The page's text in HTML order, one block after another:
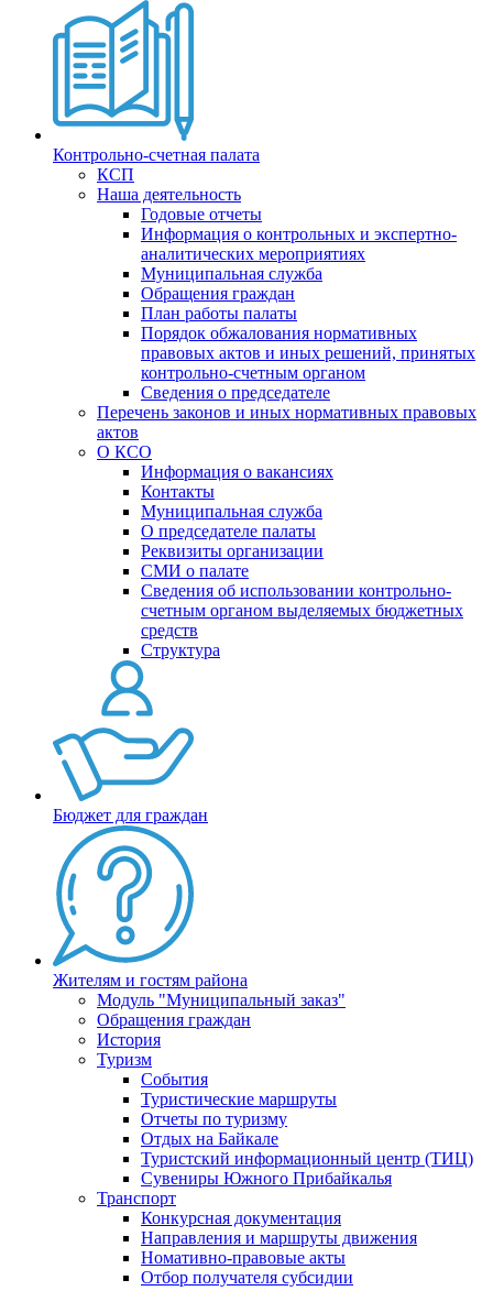
Контрольно-счетная палата
КСП
Наша деятельность
Годовые отчеты
Информация о контрольных и экспертно-
аналитических мероприятиях
Муниципальная служба
Обращения граждан
План работы палаты
Порядок обжалования нормативных
правовых актов и иных решений, принятых
контрольно-счетным органом
Сведения о председателе
Перечень законов и иных нормативных правовых
актов
О КСО
Информация о вакансиях
Контакты
Муниципальная служба
О председателе палаты
Реквизиты организации
СМИ о палате
Сведения об использовании контрольно-
счетным органом выделяемых бюджетных
средств
Структура
Бюджет для граждан
Жителям и гостям района
Модуль "Муниципальный заказ"
Обращения граждан
История
Туризм
События
Туристические маршруты
Отчеты по туризму
Отдых на Байкале
Туристский информационный центр (ТИЦ)
Сувениры Южного Прибайкалья
Транспорт
Конкурсная документация
Направления и маршруты движения
Номативно-правовые акты
Отбор получателя субсидии